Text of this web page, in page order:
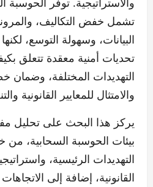
تشمل خفض التكاليف،
البيانات، وسهولة التوسع،
تحديات أمنية معقدة تتعلق
التهديدات المختلفة، وضمان
والامتثال للمعايير القانونية
يركز هذا البحث على تحليل
بيئات الحوسبة السحابية،
التهديدات الرئيسية،
القانونية، إضافة إلى